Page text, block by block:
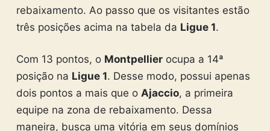
rebaixamento. Ao passo que os visitantes estão
três posições acima na tabela da Ligue 1.
Com 13 pontos, o Montpellierocupa a 14ª
posição na Ligue 1. Desse modo, possui apenas
dois pontos a mais que o Ajaccio, a primeira
equipe na zona de rebaixamento. Dessa
maneira, busca uma vitória em seus domínios